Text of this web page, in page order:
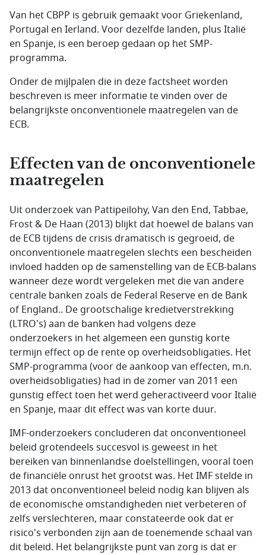
Van het CBPP is gebruik gemaakt voor Griekenland,
Portugal en Ierland. Voor dezelfde landen, plus Italië
en Spanje, is een beroep gedaan op het SMP-
programma.
Onder de mijlpalen die in deze factsheet worden
beschreven is meer informatie te vinden over de
belangrijkste onconventionele maatregelen van de
ECB.
Effecten van de onconventionele
maatregelen
Uit onderzoek van Pattipeilohy, Van den End, Tabbae,
Frost & De Haan (2013) blijkt dat hoewel de balans van
de ECB tijdens de crisis dramatisch is gegroeid, de
onconventionele maatregelen slechts een bescheiden
invloed hadden op de samenstelling van de ECB-balans
wanneer deze wordt vergeleken met die van andere
centrale banken zoals de Federal Reserve en de Bank
of England.. De grootschalige kredietverstrekking
(LTRO's) aan de banken had volgens deze
onderzoekers in het algemeen een gunstig korte
termijn effect op de rente op overheidsobligaties. Het
SMP-programma (voor de aankoop van effecten, m.n.
overheidsobligaties) had in de zomer van 2011 een
gunstig effect toen het werd geheractiveerd voor Italië
en Spanje, maar dit effect was van korte duur.
IMF-onderzoekers concluderen dat onconventioneel
beleid grotendeels succesvol is geweest in het
bereiken van binnenlandse doelstellingen, vooral toen
de financiële onrust het grootst was. Het IMF stelde in
2013 dat onconventioneel beleid nodig kan blijven als
de economische omstandigheden niet verbeteren of
zelfs verslechteren, maar constateerde ook dat er
risico's verbonden zijn aan de toenemende schaal van
dit beleid. Het belangrijkste punt van zorg is dat er